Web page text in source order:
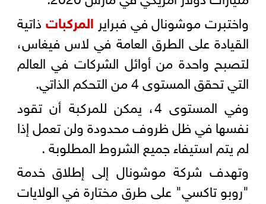
واختبرت موشونال في فبراير المركباتذاتية
القيادة على الطرق العامة في لاس فيغاس،
لتصبح واحدة من أوائل الشركات في العالم
التي تحقق المستوى 4 من التحكم الذاتي.
وفي المستوى 4، يمكن للمركبة أن تقود
نفسها في ظل ظروف محدودة ولن تعمل إذا
لم يتم استيفاء جميع الشروط المطلوبة .
وتهدف شركة موشونال إلى إطلاق خدمة
"روبو تاكسي" على طرق مختارة في الولايات